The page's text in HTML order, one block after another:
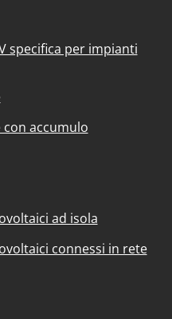
specifica per impianti
accumulo
ad isola
connessi in rete